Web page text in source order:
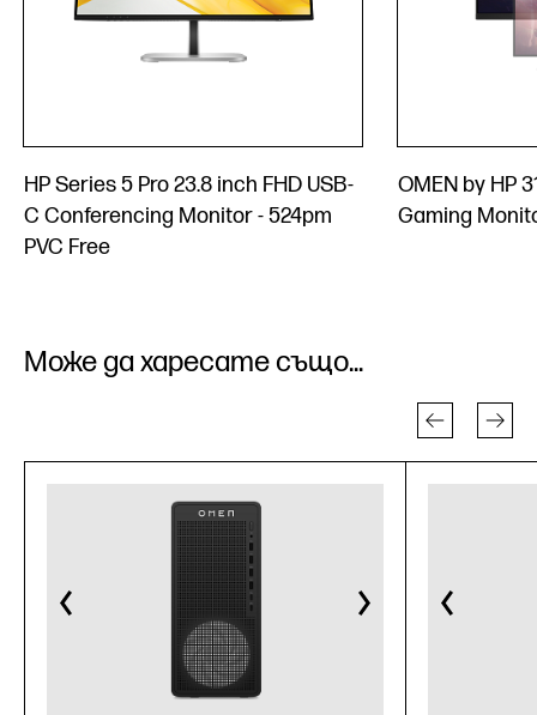
HP Series 5 Pro 23.8 inch FHD USB-
C Conferencing Monitor - 524pm
PVC Free
OMEN by HP
Gaming
Може да харесате също...